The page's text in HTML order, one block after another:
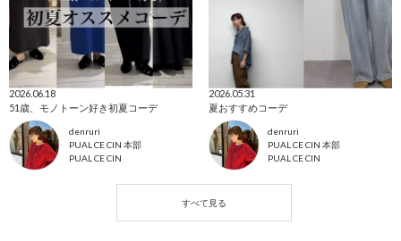
2026.06.18
51歳、モノトーン好き初夏コーデ
denruri
PUAL CE CIN 本部
PUAL CE CIN
2026.05.31
夏おすすめコーデ
denruri
PUAL CE CIN 本部
PUAL CE CIN